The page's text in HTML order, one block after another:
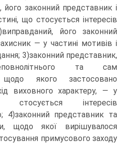
його законний представник і
що стосується інтересів
його законний
— у частині мотивів і
3)законний представник,
та сам
щодо якого застосовано
виховного характеру, — у
інтересів
4)законний представник та
щодо якої вирішувалося
примусового заходу